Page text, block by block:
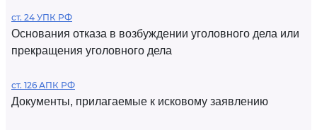
ст. 24 УПК РФ
Основания отказа в возбуждении уголовного дела или
прекращения уголовного дела
ст. 126 АПК РФ
Документы, прилагаемые к исковому заявлению